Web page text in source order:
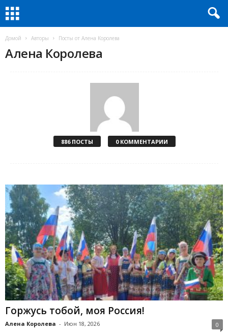
Домой Авторы Посты от Алена Королева
Алена Королева
886 ПОСТЫ 0 КОММЕНТАРИИ
Горжусь тобой, моя Россия!
Алена Королева - Июн 18, 2026 0